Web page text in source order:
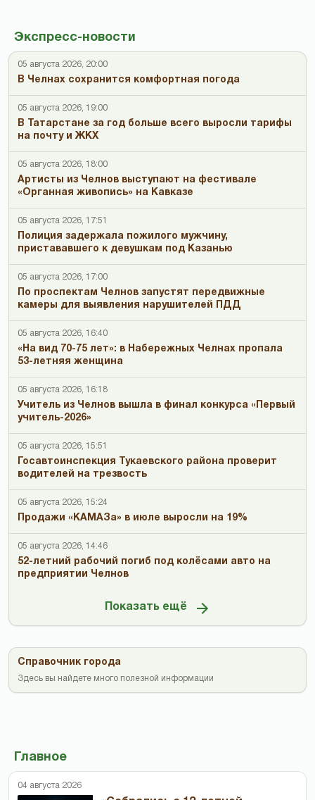
Экспресс-новости
05 августа 2026, 20:00
В Челнах сохранится комфортная погода
05 августа 2026, 19:00
В Татарстане за год больше всего выросли тарифы
на почту и ЖКХ
05 августа 2026, 18:00
Артисты из Челнов выступают на фестивале
«Органная живопись» на Кавказе
05 августа 2026, 17:51
Полиция задержала пожилого мужчину,
пристававшего к девушкам под Казанью
05 августа 2026, 17:00
По проспектам Челнов запустят передвижные
камеры для выявления нарушителей ПДД
05 августа 2026, 16:40
«На вид 70-75 лет»: в Набережных Челнах пропала
53-летняя женщина
05 августа 2026, 16:18
Учитель из Челнов вышла в финал конкурса «Первый
учитель-2026»
05 августа 2026, 15:51
Госавтоинспекция Тукаевского района проверит
водителей на трезвость
05 августа 2026, 15:24
Продажи «КАМАЗа» в июле выросли на 19%
05 августа 2026, 14:46
52-летний рабочий погиб под колёсами авто на
предприятии Челнов
Показать ещё
Справочник города
Здесь вы найдете много полезной информации
Главное
04 августа 2026